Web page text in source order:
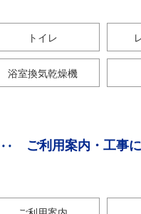
トイレ
浴室換気乾燥機
ご利用案内・工事